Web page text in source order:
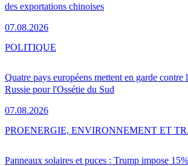
des exportations chinoises
07.08.2026
Quatre pays européens mettent en garde contre
Russie pour l'Ossétie du Sud
07.08.2026
POLITIQUE
Panneaux solaires et puces : Trump impose
PROENERGIE, ENVIRONNEMENT ET